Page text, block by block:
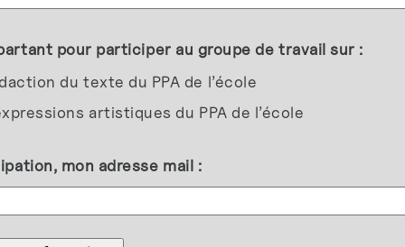
pour participer au groupe de travail sur :
du texte du PPA de l’école
artistiques du PPA de l’école
mon adresse mail :